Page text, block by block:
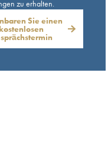
Geld für eine
Option. Als
Königreich bei allen